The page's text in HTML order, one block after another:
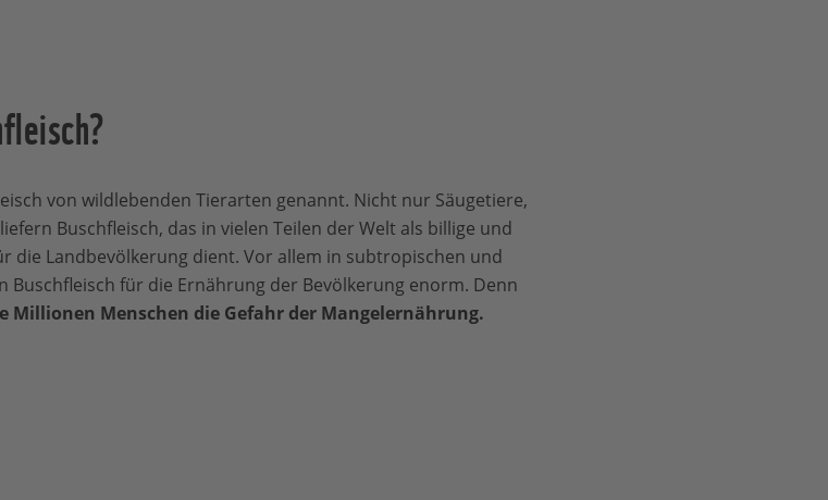
von wildlebenden Tierarten genannt. Nicht nur Säugetiere,
Buschfleisch, das in vielen Teilen der Welt als billige und
die Landbevölkerung dient. Vor allem in subtropischen und
Buschfleisch für die Ernährung der Bevölkerung enorm. Denn
Millionen Menschen die Gefahr der Mangelernährung.